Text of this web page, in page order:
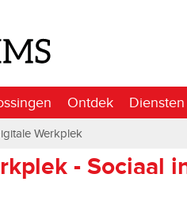
Ontdek Diensten
Werkplek
- Sociaal